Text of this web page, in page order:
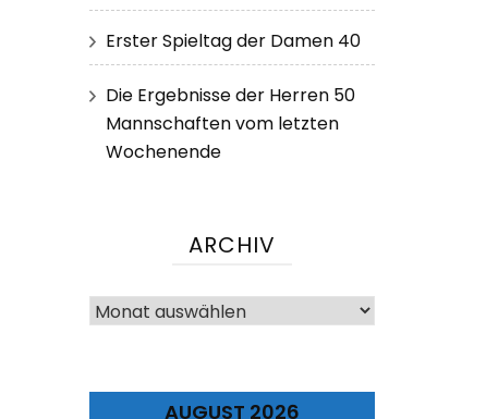
Erster Spieltag der Damen 40
Die Ergebnisse der Herren 50
Mannschaften vom letzten
Wochenende
ARCHIV
Archiv
AUGUST 2026